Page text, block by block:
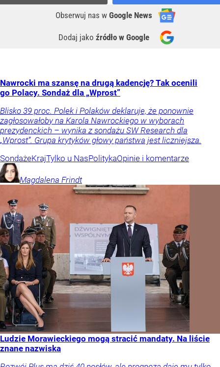
Obserwuj nas w Google News
Dodaj jako źródło w Google
Nawrocki ma szansę na drugą kadencję? Tak ocenili
go Polacy. Sondaż dla „Wprost”
Blisko 39 proc. Polek i Polaków deklaruje, że ponownie
zagłosowałoby na Karola Nawrockiego w wyborach
prezydenckich – wynika z sondażu SW Research dla
„Wprost”. Grupa krytyków głowy państwa jest liczniejsza.
SondażeKrajTylko u NasPolitykaOpinie i komentarze
Magdalena Frindt
Ludzie Morawieckiego mogą stracić mandaty. Na liście
znane nazwiska